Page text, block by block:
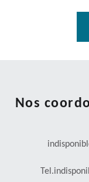
Nos
Tel.